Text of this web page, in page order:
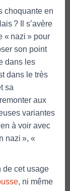
choquante en
? Il s’avère
« nazi » pour
son point
dans les
dans le très
sa
aux
variantes
à voir avec
nazi », «
de cet usage
, ni même